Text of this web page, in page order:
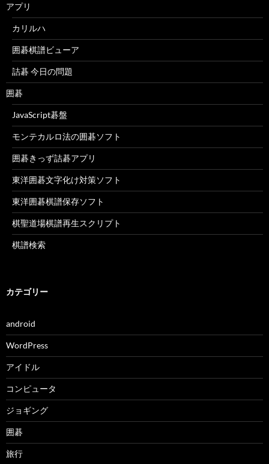
アプリ
カリルハ
囲碁棋譜ビューア
詰碁 今日の問題
囲碁
JavaScript碁盤
モンテカルロ法の囲碁ソフト
囲碁きっず詰碁アプリ
東洋囲碁文字化け対策ソフト
東洋囲碁棋譜保存ソフト
棋聖道場棋譜再生スクリプト
棋譜検索
カテゴリー
android
WordPress
アイドル
コンピュータ
ジョギング
囲碁
旅行